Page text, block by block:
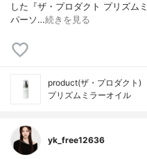
した『ザ・プロダクト プリズム
パーソ…続きを見る
product(ザ・プロダクト)
プリズムミラーオイル
yk_free12636